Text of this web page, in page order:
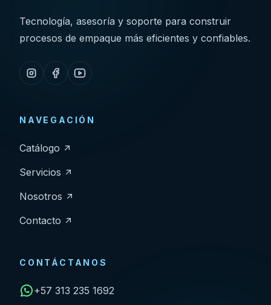
Tecnología, asesoría y soporte para construir
procesos de empaque más eficientes y confiables.
NAVEGACIÓN
Catálogo
Servicios
Nosotros
Contacto
CONTÁCTANOS
+57 313 235 1692